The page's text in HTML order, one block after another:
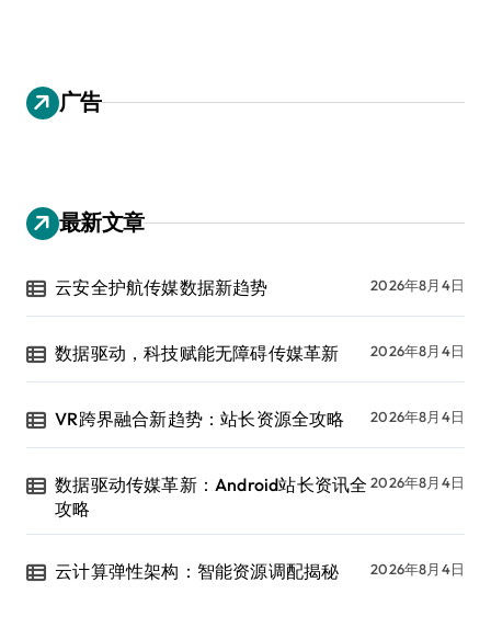
广告
最新文章
云安全护航传媒数据新趋势 2026年8月4日
数据驱动，科技赋能无障碍传媒革新 2026年8月4日
VR跨界融合新趋势：站长资源全攻略 2026年8月4日
数据驱动传媒革新：Android站长资讯全
攻略
2026年8月4日
云计算弹性架构：智能资源调配揭秘 2026年8月4日